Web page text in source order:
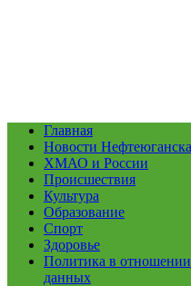
Главная
Новости Нефтеюганска
ХМАО и России
Происшествия
Культура
Образование
Спорт
Здоровье
Политика в
данных